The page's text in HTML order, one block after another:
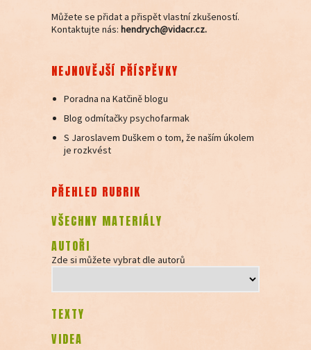
Můžete se přidat a přispět vlastní zkušeností.
Kontaktujte nás: hendrych@vidacr.cz.
NEJNOVĚJŠÍ PŘÍSPĚVKY
Poradna na Katčině blogu
Blog odmítačky psychofarmak
S Jaroslavem Duškem o tom, že naším úkolem
je rozkvést
PŘEHLED RUBRIK
VŠECHNY MATERIÁLY
AUTOŘI
Zde si můžete vybrat dle autorů
TEXTY
VIDEA